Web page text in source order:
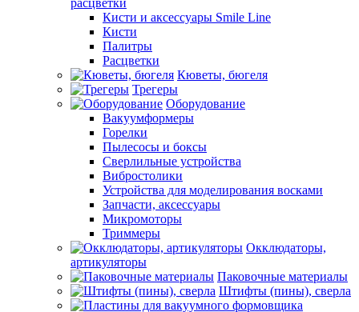
расцветки
Кисти и аксессуары Smile Line
Кисти
Палитры
Расцветки
Кюветы, бюгеля
Трегеры
Оборудование
Вакуумформеры
Горелки
Пылесосы и боксы
Сверлильные устройства
Вибростолики
Устройства для моделирования восками
Запчасти, аксессуары
Микромоторы
Триммеры
Окклюдаторы,
артикуляторы
Паковочные материалы
Штифты (пины), сверла